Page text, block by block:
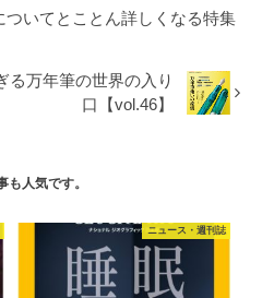
ついてとことん詳しくなる特集
る万年筆の世界の入り
口【vol.46】
も人気です。
ニュース・週刊誌